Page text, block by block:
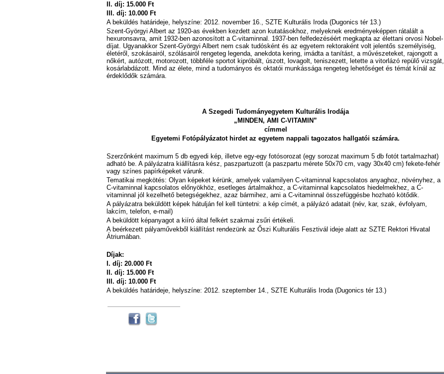
II. díj: 15.000 Ft
III. díj: 10.000 Ft
A beküldés határideje, helyszíne: 2012. november 16., SZTE Kulturális Iroda (Dugonics tér 13.)
Szent-Györgyi Albert az 1920-as években kezdett azon kutatásokhoz, melyeknek eredményeképpen rátalált a
hexuronsavra, amit 1932-ben azonosított a C-vitaminnal. 1937-ben felfedezéséért megkapta az élettani orvosi Nobel-
díjat. Ugyanakkor Szent-Györgyi Albert nem csak tudósként és az egyetem rektoraként volt jelentős személyiség,
életéről, szokásairól, szólásairól rengeteg legenda, anekdota kering, imádta a tanítást, a művészeteket, rajongott a
nőkért, autózott, motorozott, többféle sportot kipróbált, úszott, lovagolt, teniszezett, letette a vitorlázó repülő vizsgát,
kosárlabdázott. Mind az élete, mind a tudományos és oktatói munkássága rengeteg lehetőséget és témát kínál az
érdeklődők számára.
A Szegedi Tudományegyetem Kulturális Irodája
„MINDEN, AMI C-VITAMIN”
címmel
Egyetemi Fotópályázatot hirdet az egyetem nappali tagozatos hallgatói számára.
Szerzőnként maximum 5 db egyedi kép, illetve egy-egy fotósorozat (egy sorozat maximum 5 db fotót tartalmazhat)
adható be. A pályázatra kiállításra kész, paszpartuzott (a paszpartu mérete 50x70 cm, vagy 30x40 cm) fekete-fehér
vagy színes papírképeket várunk.
Tematikai megkötés: Olyan képeket kérünk, amelyek valamilyen C-vitaminnal kapcsolatos anyaghoz, növényhez, a
C-vitaminnal kapcsolatos előnyökhöz, esetleges ártalmakhoz, a C-vitaminnal kapcsolatos hiedelmekhez, a C-
vitaminnal jól kezelhető betegségekhez, azaz bármihez, ami a C-vitaminnal összefüggésbe hozható kötődik.
A pályázatra beküldött képek hátulján fel kell tüntetni: a kép címét, a pályázó adatait (név, kar, szak, évfolyam,
lakcím, telefon, e-mail)
A beküldött képanyagot a kiíró által felkért szakmai zsűri értékeli.
A beérkezett pályaművekből kiállítást rendezünk az Őszi Kulturális Fesztivál ideje alatt az SZTE Rektori Hivatal
Átriumában.
Díjak:
I. díj: 20.000 Ft
II. díj: 15.000 Ft
III. díj: 10.000 Ft
A beküldés határideje, helyszíne: 2012. szeptember 14., SZTE Kulturális Iroda (Dugonics tér 13.)